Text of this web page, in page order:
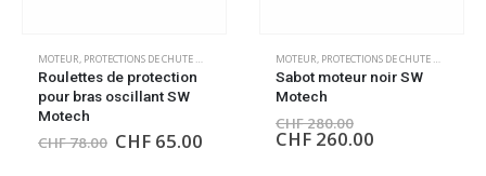
MOTEUR, PROTECTIONS DE CHUTE MOTEUR
Roulettes de protection
pour bras oscillant SW
Motech
CHF78.00 CHF65.00
MOTEUR, PROTECTIONS DE CHUTE MOTEUR
Sabot moteur noir SW
Motech
CHF280.00
CHF 260.00